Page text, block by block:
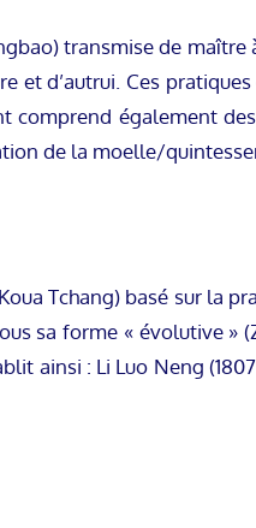
transmise de maître
et d’autrui. Ces
comprend également
de la moelle/
Tchang) basé sur la
sa forme « évolutive »
ainsi : Li Luo Neng (1807